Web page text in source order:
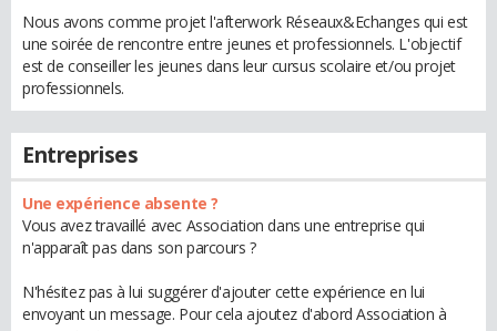
Nous avons comme projet l'afterwork Réseaux&Echanges qui est
une soirée de rencontre entre jeunes et professionnels. L'objectif
est de conseiller les jeunes dans leur cursus scolaire et/ou projet
professionnels.
Entreprises
Une expérience absente ?
Vous avez travaillé avec Association dans une entreprise qui
n'apparaît pas dans son parcours ?
N'hésitez pas à lui suggérer d'ajouter cette expérience en lui
envoyant un message. Pour cela ajoutez d'abord Association à